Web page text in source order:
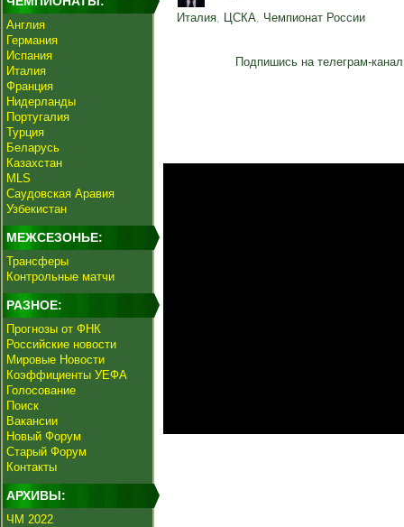
Англия
Германия
Испания
Италия
Франция
Нидерланды
Португалия
Турция
Беларусь
Казахстан
MLS
Саудовская Аравия
Узбекистан
МЕЖСЕЗОНЬЕ:
Трансферы
Контрольные матчи
РАЗНОЕ:
Прогнозы от ФНК
Российские новости
Мировые Новости
Коэффициенты УЕФА
Голосование
Поиск
Вакансии
Новый Форум
Старый Форум
Контакты
АРХИВЫ:
ЧМ 2022
Италия, ЦСКА, Чемпионат России
Подпишись на телеграм-